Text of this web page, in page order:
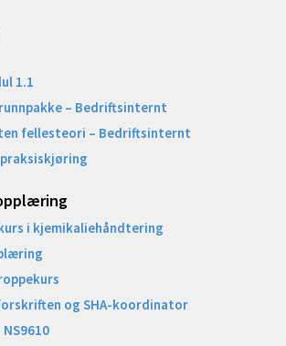
1.1
– Bedriftsinternt
fellesteori – Bedriftsinternt
i kjemikaliehåndtering
og SHA-koordinator